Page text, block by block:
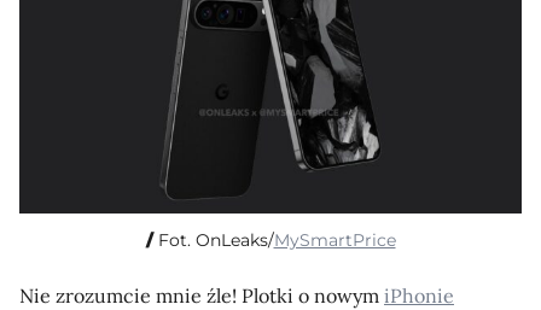
Fot. OnLeaks/MySmartPrice
Nie zrozumcie mnie źle! Plotki o nowym iPhonie